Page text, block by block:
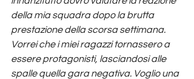
della mia squadra dopo la brutta
prestazione della scorsa settimana.
Vorrei che i miei ragazzi tornassero a
essere protagonisti, lasciandosi alle
spalle quella gara negativa. Voglio una